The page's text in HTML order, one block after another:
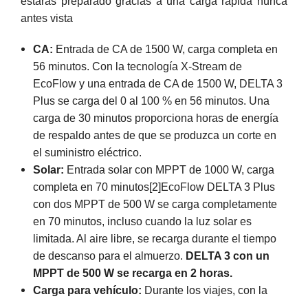
antes vista
CA: Entrada de CA de 1500 W, carga completa en
56 minutos. Con la tecnología X-Stream de
EcoFlow y una entrada de CA de 1500 W, DELTA 3
Plus se carga del 0 al 100 % en 56 minutos. Una
carga de 30 minutos proporciona horas de energía
de respaldo antes de que se produzca un corte en
el suministro eléctrico.
Solar: Entrada solar con MPPT de 1000 W, carga
completa en 70 minutos[2]EcoFlow DELTA 3 Plus
con dos MPPT de 500 W se carga completamente
en 70 minutos, incluso cuando la luz solar es
limitada. Al aire libre, se recarga durante el tiempo
de descanso para el almuerzo. DELTA 3 con un
MPPT de 500 W se recarga en 2 horas.
Carga para vehículo: Durante los viajes, con la